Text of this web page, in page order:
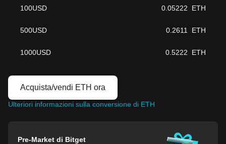
100USD 0.05222 ETH
500USD 0.2611 ETH
1000USD 0.5222 ETH
Acquista/vendi ETH ora
Ulteriori informazioni sulla conversione di ETH
Pre-Market di Bitget